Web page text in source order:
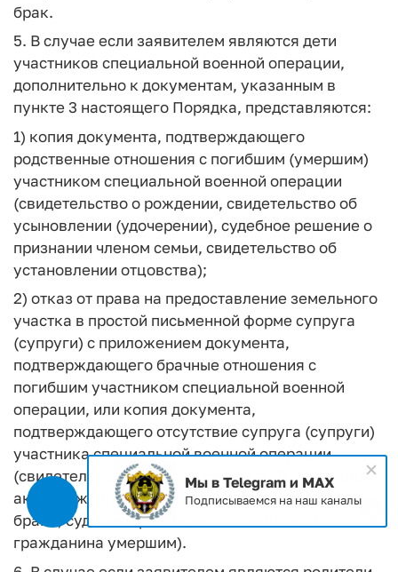
брак.
5. В случае если заявителем являются дети
участников специальной военной операции,
дополнительно к документам, указанным в
пункте 3 настоящего Порядка, представляются:
1) копия документа, подтверждающего
родственные отношения с погибшим (умершим)
участником специальной военной операции
(свидетельство о рождении, свидетельство об
усыновлении (удочерении), судебное решение о
признании членом семьи, свидетельство об
установлении отцовства);
2) отказ от права на предоставление земельного
участка в простой письменной форме супруга
(супруги) с приложением документа,
подтверждающего брачные отношения с
погибшим участником специальной военной
операции, или копия документа,
подтверждающего отсутствие супруга (супруги)
участника специальной военной операции
(свидетельство о смерти, справка об отсутствии
акта гражданского состояния о регистрации
брака, судебное решение об объявлении
гражданина умершим).
Мы в Telegram и MAX
Подписываемся на наш каналы